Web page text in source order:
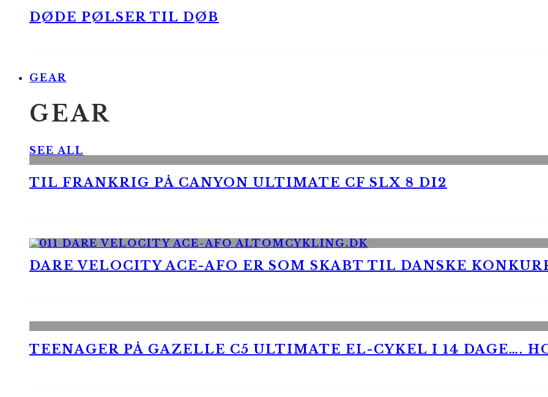
DØDE PØLSER TIL DØB
GEAR
GEAR
SEE ALL
TIL FRANKRIG PÅ CANYON ULTIMATE CF SLX 8 DI2
DARE VELOCITY ACE-AFO ER SOM SKABT TIL DANSKE
TEENAGER PÅ GAZELLE C5 ULTIMATE EL-CYKEL I 14 DAGE….